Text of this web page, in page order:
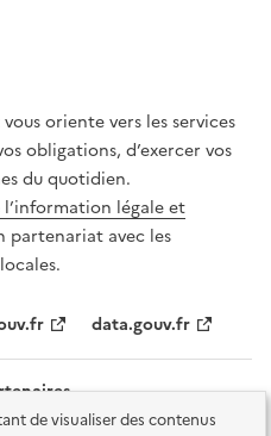
de visualiser des contenus
oriente vers les services
obligations, d’exercer vos
du quotidien.
légale et
partenariat avec les
data.gouv.fr